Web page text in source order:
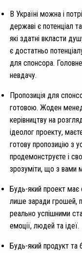
В Україні можна і
державі є потенціал
які здатні вкласти
є достатньо
для спонсора.
невдачу.
Пропозиція для
готовою. Жоден
керівництву на
ідеолог проекту,
готову пропозицію з
продемонструєте і
зрозуміти, що з вами
Будь-який проект має
лише заради грошей,
реально успішними
емоції, людей та ідеї.
Будь-який продукт